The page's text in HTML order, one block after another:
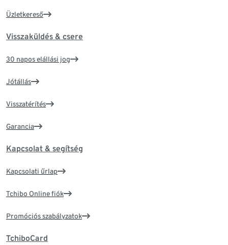
Üzletkereső
Visszaküldés & csere
30 napos elállási jog
Jótállás
Visszatérítés
Garancia
Kapcsolat & segítség
Kapcsolati űrlap
Tchibo Online fiók
Promóciós szabályzatok
TchiboCard